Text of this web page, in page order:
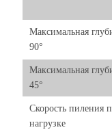
Максимальная
90°
Максимальная
45°
Скорость пиления
нагрузке